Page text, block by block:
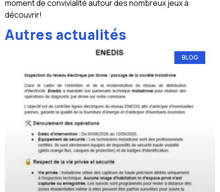
moment de convivialité autour des nombreux jeux à
découvrir!
Autres actualités
BLOG